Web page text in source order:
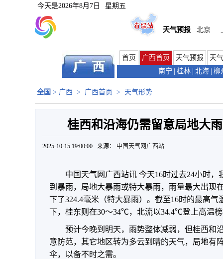
今天是2026年8月7日 星期五
天气预报 北京
首页 广西首页 天气预报
天
南宁
桂林 北海 柳
全国 > 广西 > 广西首页 > 天气形势
桂西和沿海仍需留意局地大
2025-10-15 19:00:00 来源： 中国天气网广西站
中国天气网广西站讯 今天16时过去24小时
到暴雨，局地大暴雨或特大暴雨，雨量最大出现
下了324.4毫米（特大暴雨）。截至16时的最高
下，桂东则在30～34℃，北流以34.4℃登上高温
预计今晚到明天，雨势整体减弱，但桂西和
意防范，其它地区转为多云到晴的天气，局地有
伞，以备不时之需。